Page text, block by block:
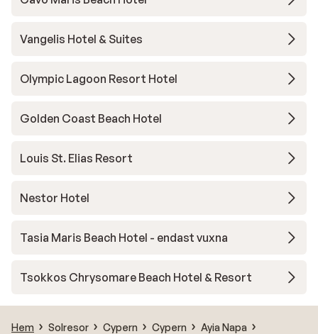
Vangelis Hotel & Suites
Olympic Lagoon Resort Hotel
Golden Coast Beach Hotel
Louis St. Elias Resort
Nestor Hotel
Tasia Maris Beach Hotel - endast vuxna
Tsokkos Chrysomare Beach Hotel & Resort
Hem Solresor Cypern Cypern
Ayia Napa